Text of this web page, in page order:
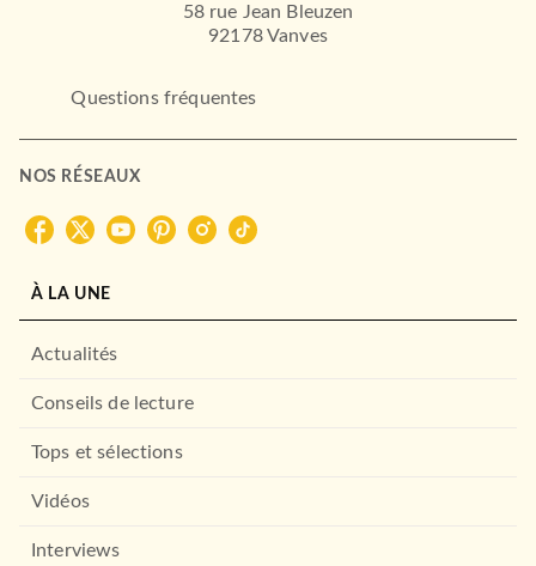
58 rue Jean Bleuzen
92178 Vanves
Questions fréquentes
NOS RÉSEAUX
À LA UNE
Actualités
Conseils de lecture
Tops et sélections
Vidéos
Interviews